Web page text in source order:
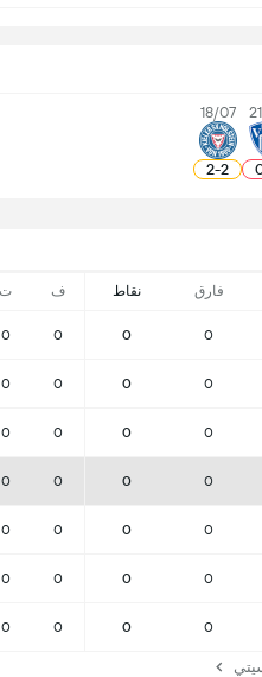
18/07
2
-
2
فارق نقاط ف ت
0
0
0
0
0
0
0
0
0
0
0
0
0
0
0
0
0
0
0
0
0
0
0
0
0
0
0
0